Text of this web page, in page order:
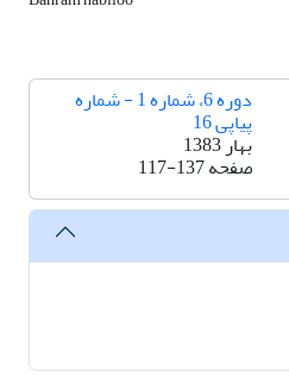
دوره 6، شماره 1 - شماره
پیاپی 16
بهار 1383
صفحه117-137